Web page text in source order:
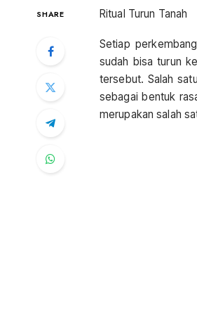
SHARE Ritual Turun Tanah
Setiap
sudah bisa turun
tersebut. Salah
sebagai bentuk
merupakan salah